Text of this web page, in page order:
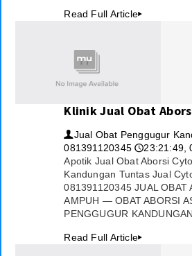
Read Full Article▸
Klinik Jual Obat
👤Jual Obat Penggugur
081391120345 🕔23:21:49,
Apotik Jual Obat Aborsi
Kandungan Tuntas Jual
081391120345 JUAL OBAT
AMPUH — OBAT ABORSI
PENGGUGUR
Read Full Article▸